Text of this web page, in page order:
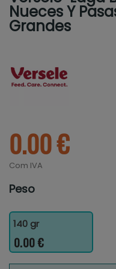
Nueces Y
Grandes
0.00 €
Com IVA
Peso
140 gr
0.00 €